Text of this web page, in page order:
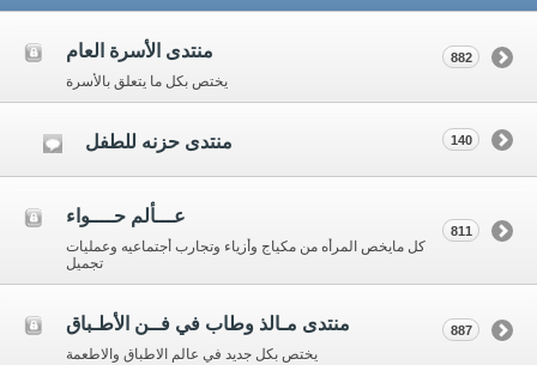
منتدى الأسرة العام
يختص بكل ما يتعلق بالأسرة
882
منتدى حزنه للطفل 140
عـــألم حــــواء
كل مايخص المرأه من مكياج وأزياء وتجارب أجتماعيه وعمليات
تجميل
811
منتدى مـالذ وطاب في فــن الأطـباق
يختص بكل جديد في عالم الاطباق والاطعمة
887